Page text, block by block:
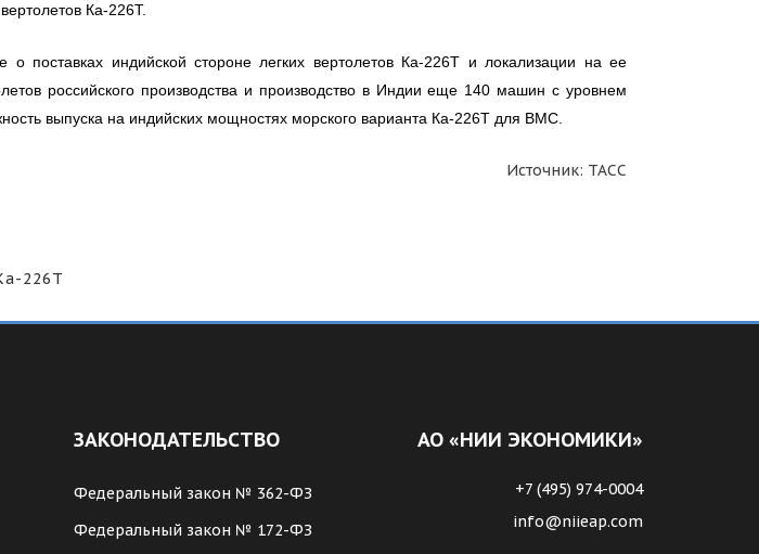
Ка-226Т.
поставках индийской стороне легких вертолетов Ка-226Т и локализации на ее
российского производства и производство в Индии еще 140 машин с уровнем
выпуска на индийских мощностях морского варианта Ка-226Т для ВМС.
Источник: ТАСС
226Т
ЗАКОНОДАТЕЛЬСТВО
Федеральный закон № 362-ФЗ
Федеральный закон № 172-ФЗ
АО «НИИ ЭКОНОМИКИ»
+7 (495) 974-0004
info@niieap.com